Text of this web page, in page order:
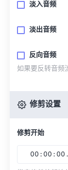
淡入音频
淡出音频
反向音频
如果要反转音频
修剪设置
修剪开始
00 : 00 : 00 .